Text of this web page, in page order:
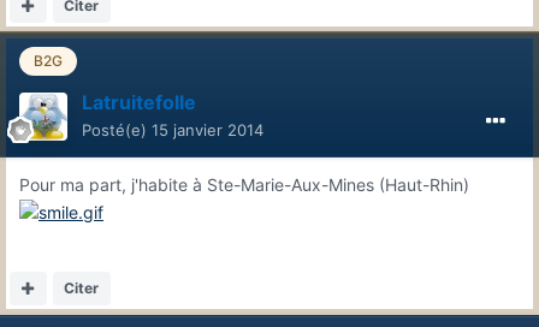
Citer
B2G
Latruitefolle
Posté(e) 15 janvier 2014
Pour ma part, j'habite à Ste-Marie-Aux-Mines (Haut-Rhin)
Citer